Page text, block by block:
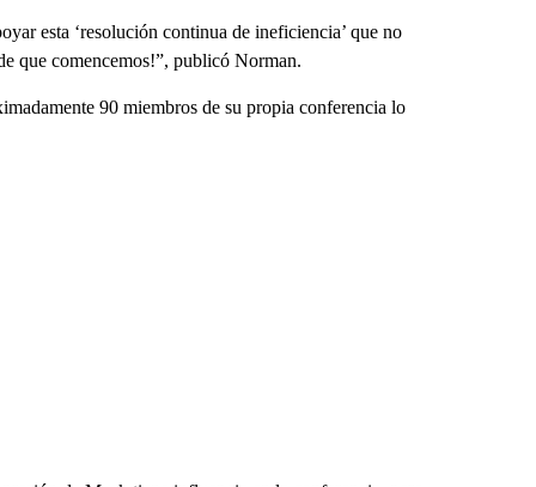
esta ‘resolución continua de ineficiencia’ que no
que comencemos!”, publicó Norman.
90 miembros de su propia conferencia lo